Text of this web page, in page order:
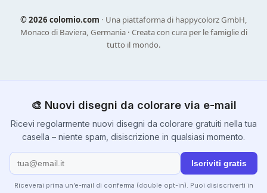
©2026 colomio.com · Una piattaforma di happycolorz GmbH,
Monaco di Baviera, Germania · Creata con cura per le famiglie di
tutto il mondo.
🎨 Nuovi disegni da colorare via e-mail
Ricevi regolarmente nuovi disegni da colorare gratuiti nella tua
casella – niente spam, disiscrizione in qualsiasi momento.
Iscriviti gratis
Riceverai prima un’e-mail di conferma (double opt-in). Puoi disiscriverti in